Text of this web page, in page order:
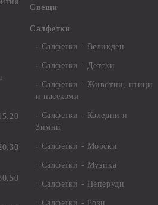
Свещи
Салфетки
Салфетки - Великден
Салфетки - Детски
Салфетки - Животни, птици
и насекоми
Салфетки - Коледни и
Зимни
Салфетки - Морски
Салфетки - Музика
Салфетки - Пеперуди
Салфетки - Рози